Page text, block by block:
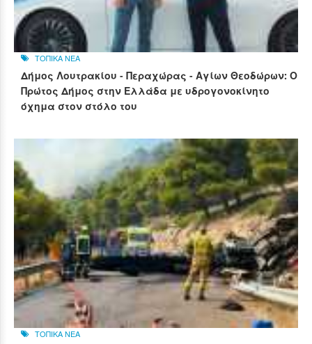
ΤΟΠΙΚΑ ΝΕΑ
Δήμος Λουτρακίου - Περαχώρας - Αγίων Θεοδώρων: Ο
Πρώτος Δήμος στην Ελλάδα με υδρογονοκίνητο
όχημα στον στόλο του
ΤΟΠΙΚΑ ΝΕΑ